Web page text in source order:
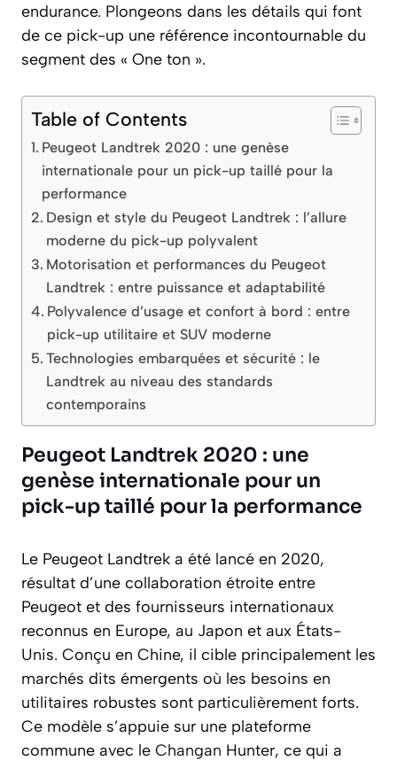
endurance. Plongeons dans les détails qui font
de ce pick-up une référence incontournable du
segment des « One ton ».
Table of Contents
Peugeot Landtrek 2020 : une genèse
internationale pour un pick-up taillé pour la
performance
Design et style du Peugeot Landtrek : l’allure
moderne du pick-up polyvalent
Motorisation et performances du Peugeot
Landtrek : entre puissance et adaptabilité
Polyvalence d’usage et confort à bord : entre
pick-up utilitaire et SUV moderne
Technologies embarquées et sécurité : le
Landtrek au niveau des standards
contemporains
Peugeot Landtrek 2020 : une
genèse internationale pour un
pick-up taillé pour la performance
Le Peugeot Landtrek a été lancé en 2020,
résultat d’une collaboration étroite entre
Peugeot et des fournisseurs internationaux
reconnus en Europe, au Japon et aux États-
Unis. Conçu en Chine, il cible principalement les
marchés dits émergents où les besoins en
utilitaires robustes sont particulièrement forts.
Ce modèle s’appuie sur une plateforme
commune avec le Changan Hunter, ce qui a